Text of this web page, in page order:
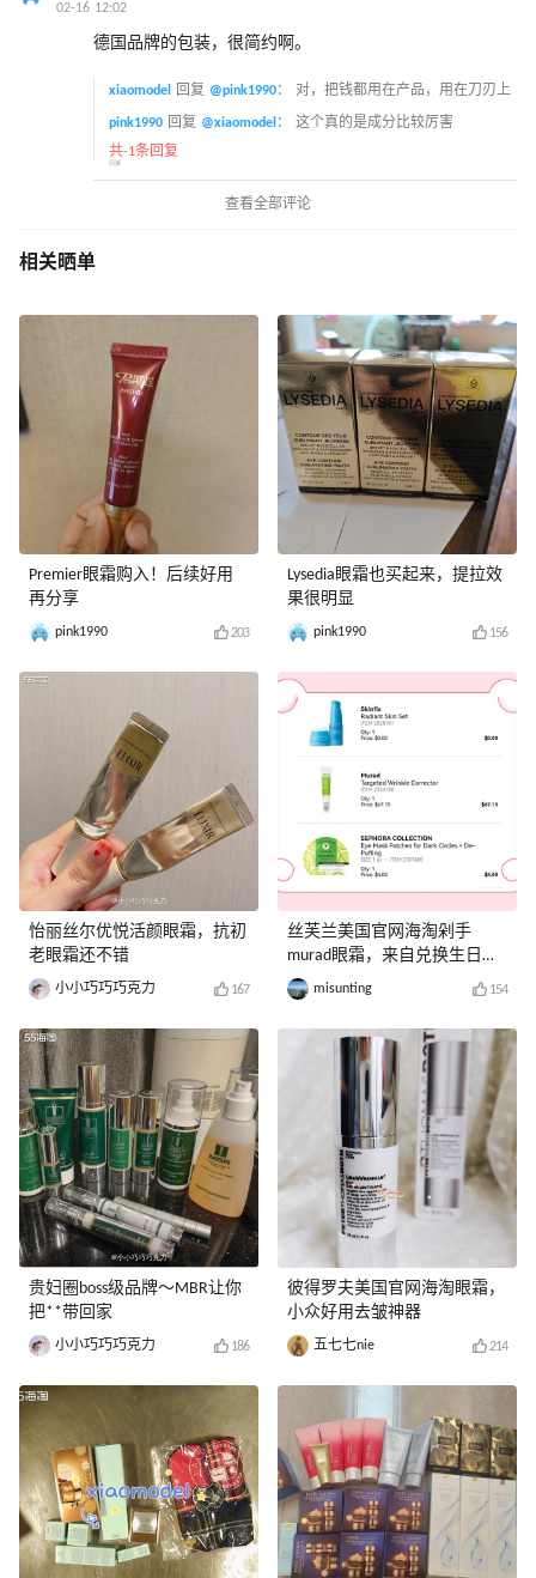
02-16 12:02
德国品牌的包装，很简约啊。
xiaomodel 回复 @pink1990： 对，把钱都用在产品，用在刀刃上
pink1990 回复 @xiaomodel ： 这个真的是成分比较厉害
共-1条回复
查看全部评论
相关晒单
Premier眼霜购入！后续好用
再分享
pink1990 203
怡丽丝尔优悦活颜眼霜，抗初
老眼霜还不错
小小巧巧巧克力 167
贵妇圈boss级品牌～MBR让你
把**带回家
小小巧巧巧克力 186
Lysedia眼霜也买起来，提拉效
果很明显
pink1990 156
丝芙兰美国官网海淘剁手
murad眼霜，来自兑换生日礼
的执念！
misunting 154
彼得罗夫美国官网海淘眼霜，
小众好用去皱神器
五七七nie 214